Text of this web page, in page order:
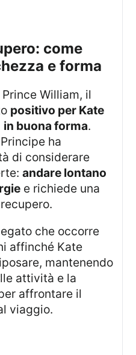
e forma
positivo per Kate
in buona forma.
ha
di considerare
andare lontano
e richiede una
che occorre
affinché Kate
mantenendo
attività e la
affrontare il
viaggio.